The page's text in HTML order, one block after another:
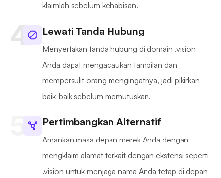
klaimlah sebelum kehabisan.
Lewati Tanda Hubung
Menyertakan tanda hubung di domain .vision
Anda dapat mengacaukan tampilan dan
mempersulit orang mengingatnya, jadi pikirkan
baik-baik sebelum memutuskan.
Pertimbangkan Alternatif
Amankan masa depan merek Anda dengan
mengklaim alamat terkait dengan ekstensi seperti
.vision untuk menjaga nama Anda tetap di depan